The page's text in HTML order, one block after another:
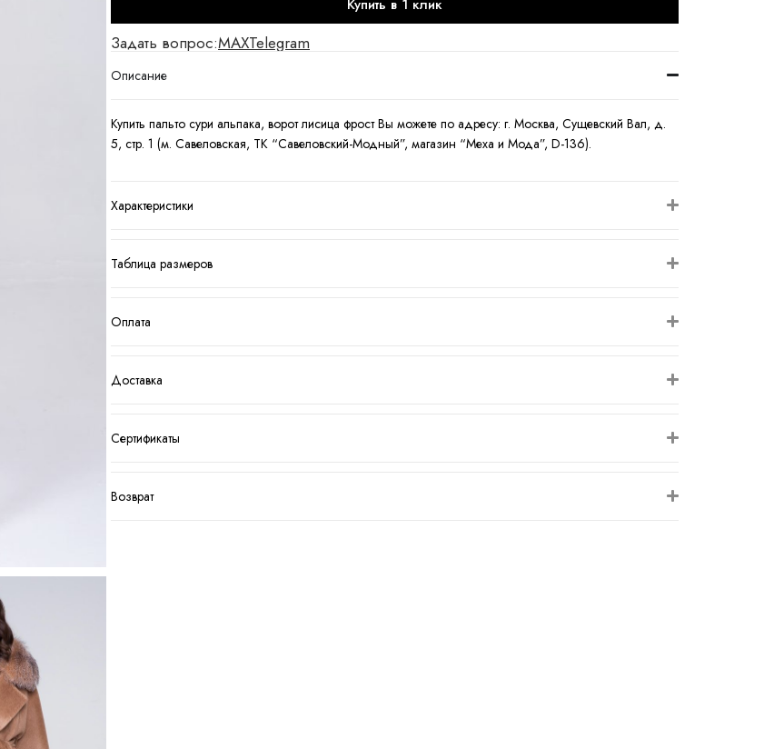
Купить в 1 клик
Задать вопрос:MAXTelegram
Описание
Купить пальто сури альпака, ворот лисица фрост Вы можете по адресу: г. Москва, Сущевский Вал, д.
5, стр. 1 (м. Савеловская, ТК “Савеловский-Модный”, магазин “Меха и Мода”, D-136).
Характеристики
Таблица размеров
Оплата
Доставка
Сертификаты
Возврат